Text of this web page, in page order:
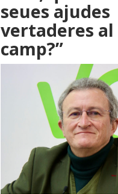
seues ajudes
vertaderes
camp?”